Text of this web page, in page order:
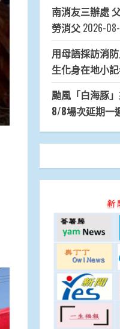
南消友三辦處
勞消父 2026-
用母語採訪消
生化身在地小
颱風「白海豚
8/8場次延期一